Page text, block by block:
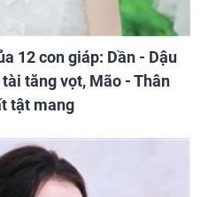
12 con giáp: Dần - Dậu
tăng vọt, Mão - Thân
tật mang